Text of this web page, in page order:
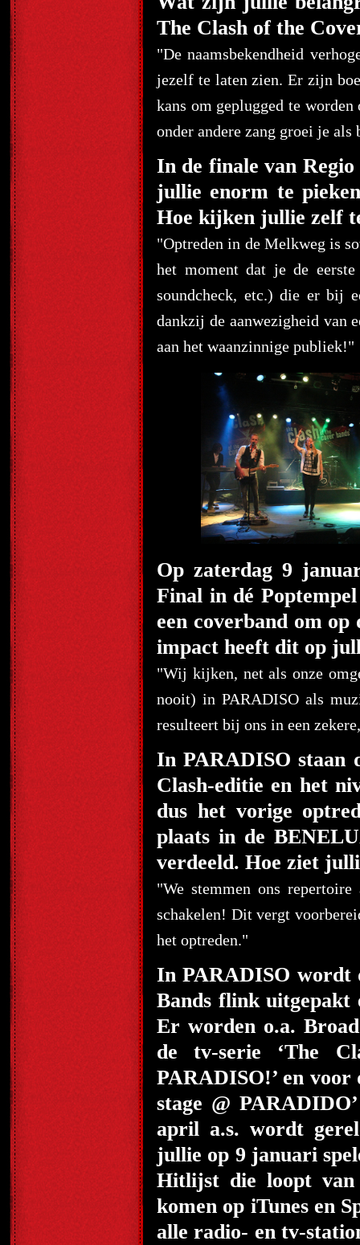
The Clash of the
"De naamsbekendheid
jezelf te laten zien. Er zijn
kans om geplugged te
onder andere zang groei je als
In de finale van
jullie enorm te
Hoe kijken jullie zelf
"Optreden in de Melkweg is
het moment dat je de
soundcheck, etc.) die er bij
dankzij de aanwezigheid van
aan het waanzinnige publiek!"
Op zaterdag 9
Final in dé
een coverband om
impact heeft dit op
"Wij kijken, net als onze
nooit) in PARADISO als
resulteert bij ons in een
In PARADISO staan
Clash-editie en het
dus het vorige
plaats in de
verdeeld. Hoe ziet
"We stemmen ons
schakelen! Dit vergt
het optreden."
In PARADISO wordt
Bands flink uitgepakt
Er worden o.a.
de tv-serie ‘The
PARADISO!’ en voor
stage @
april a.s. wordt
jullie op 9 januari
Hitlijst die loopt
komen op iTunes en
alle radio- en tv-